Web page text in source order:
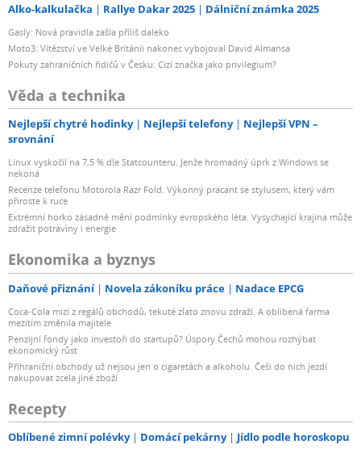
Alko-kalkulačka Rallye Dakar 2025 Dálniční známka 2025
Gasly: Nová pravidla zašla příliš daleko
Moto3: Vítězství ve Velké Británii nakonec vybojoval David Almansa
Pokuty zahraničních řidičů v Česku: Cizí značka jako privilegium?
Věda a technika
Nejlepší chytré hodinky Nejlepší telefony
Nejlepší VPN –
srovnání
Linux vyskočil na 7,5 % dle Statcounteru. Jenže hromadný úprk z Windows se
nekoná
Recenze telefonu Motorola Razr Fold. Výkonný pracant se stylusem, který vám
přiroste k ruce
Extrémní horko zásadně mění podmínky evropského léta. Vysychající krajina může
zdražit potraviny i energie
Ekonomika a byznys
Daňové přiznání Novela zákoníku práce Nadace EPCG
Coca-Cola mizí z regálů obchodů, tekuté zlato znovu zdraží. A oblíbená farma
mezitím změnila majitele
Penzijní fondy jako investoři do startupů? Úspory Čechů mohou rozhýbat
ekonomický růst
Příhraniční obchody už nejsou jen o cigaretách a alkoholu. Češi do nich jezdí
nakupovat zcela jiné zboží
Recepty
Oblíbené zimní polévky Domácí pekárny Jídlo podle horoskopu